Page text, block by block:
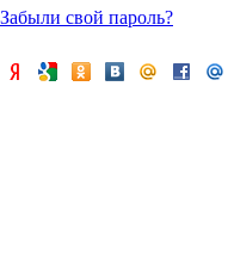
Забыли свой пароль?